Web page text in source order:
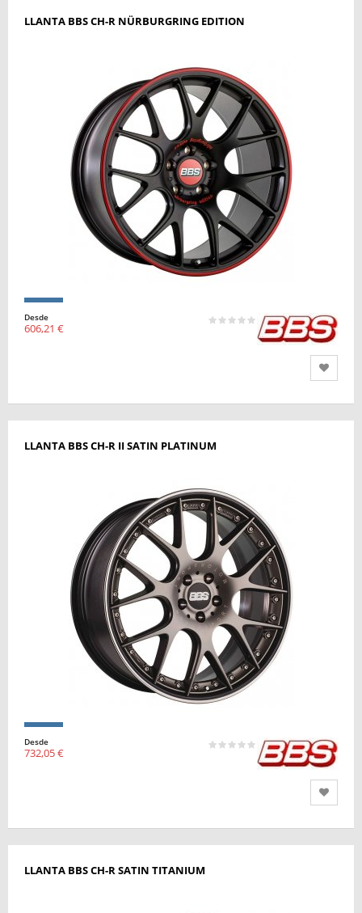
LLANTA BBS CH-R NÜRBURGRING EDITION
Desde
606,21 €
LLANTA BBS CH-R II SATIN PLATINUM
Desde
732,05 €
LLANTA BBS CH-R SATIN TITANIUM